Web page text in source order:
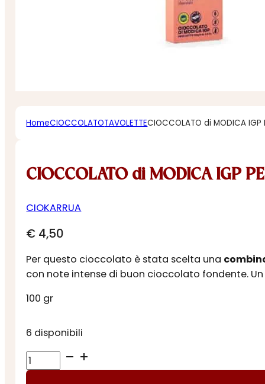
HomeCIOCCOLATOTAVOLETTECIOCCOLATO di MODICA IGP
CIOCCOLATO di MODICA IGP
CIOKARRUA
€ 4,50
Per questo cioccolato è stata scelta una
con note intense di buon cioccolato fondente.
100 gr
6 disponibili
CIOCCOLATO
di